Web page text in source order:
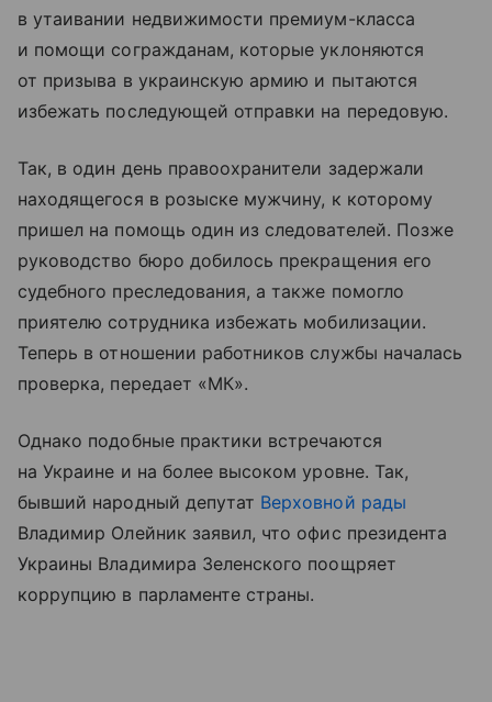
в утаивании недвижимости премиум-класса
и помощи согражданам, которые уклоняются
от призыва в украинскую армию и пытаются
избежать последующей отправки на передовую.
Так, в один день правоохранители задержали
находящегося в розыске мужчину, к которому
пришел на помощь один из следователей. Позже
руководство бюро добилось прекращения его
судебного преследования, а также помогло
приятелю сотрудника избежать мобилизации.
Теперь в отношении работников службы началась
проверка, передает «МК».
Однако подобные практики встречаются
на Украине и на более высоком уровне. Так,
бывший народный депутат Верховной рады
Владимир Олейник заявил, что офис президента
Украины Владимира Зеленского поощряет
коррупцию в парламенте страны.